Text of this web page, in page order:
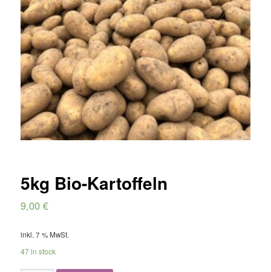
5kg Bio-Kartoffeln
9,00€
inkl. 7 % MwSt.
47 in stock